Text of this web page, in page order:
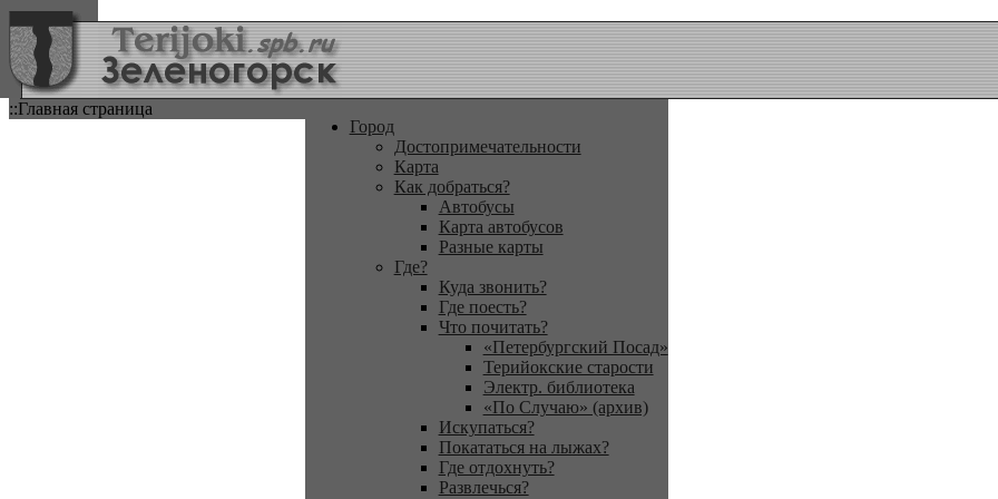
::Главная страница
Город
Достопримечательности
Карта
Как добраться?
Автобусы
Карта автобусов
Разные карты
Где?
Куда звонить?
Где поесть?
Что почитать?
«Петербургский Посад»
Терийокские старости
Электр. библиотека
«По Случаю» (архив)
Искупаться?
Покататься на лыжах?
Где отдохнуть?
Развлечься?